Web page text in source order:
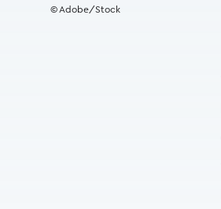
© Adobe/Stock